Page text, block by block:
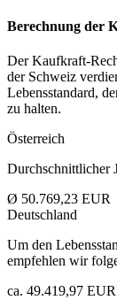
Berechnung der
Der Kaufkraft-
der Schweiz
Lebensstandard,
zu halten.
Österreich
Durchschnittlicher
Ø 50.769,23 EUR
Deutschland
Um den
empfehlen wir
ca. 49.419,97 EUR